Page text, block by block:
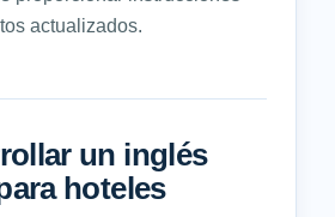
actualizados.
un inglés
hoteles